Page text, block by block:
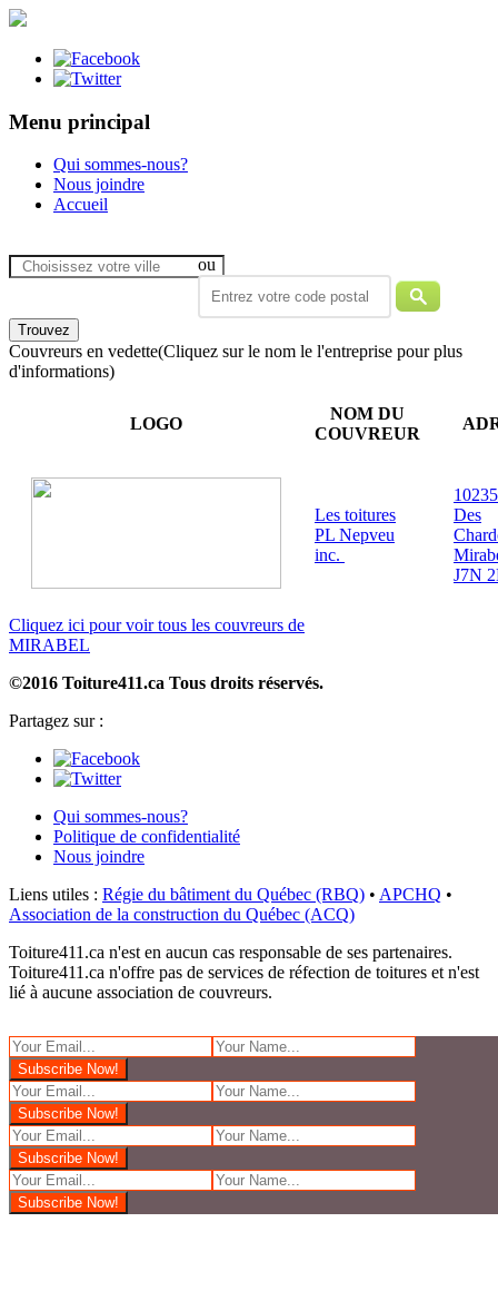
Menu principal
Qui sommes-nous?
Nous joindre
Accueil
ou
Couvreurs en vedette(Cliquez sur le nom le l'entreprise pour plus
d'informations)
LOGO
NOM DU
COUVREUR
Les toitures
PL Nepveu
inc.
Des
J7N
Cliquez ici pour voir tous les couvreurs de
MIRABEL
©2016 Toiture411.ca Tous droits réservés.
Partagez sur :
Qui sommes-nous?
Politique de confidentialité
Nous joindre
Liens utiles : Régie du bâtiment du Québec (RBQ) • APCHQ •
Association de la construction du Québec (ACQ)
Toiture411.ca n'est en aucun cas responsable de ses partenaires.
Toiture411.ca n'offre pas de services de réfection de toitures et n'est
lié à aucune association de couvreurs.